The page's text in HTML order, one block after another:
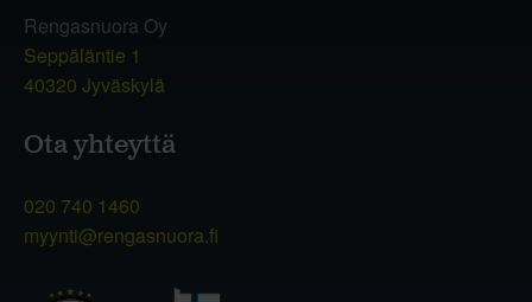
Rengasnuora Oy
Seppäläntie 1
40320 Jyväskylä
Ota yhteyttä
020 740 1460
myynti@rengasnuora.fi